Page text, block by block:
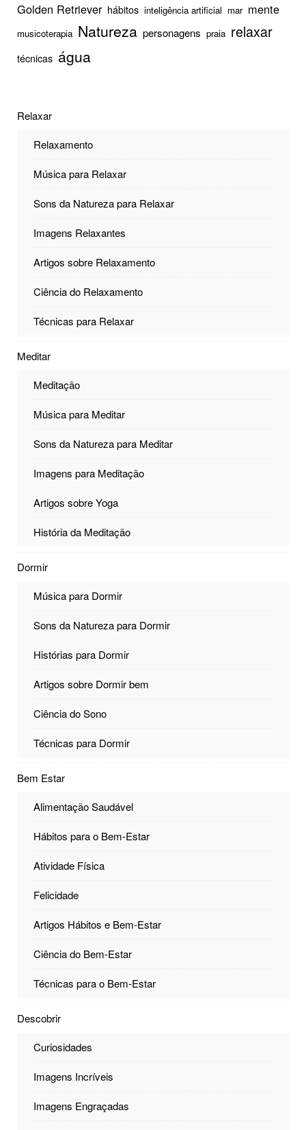
Golden Retriever hábitos inteligência artificial mar mente
musicoterapia Natureza personagens praia relaxar
técnicas água
Relaxar
Relaxamento
Música para Relaxar
Sons da Natureza para Relaxar
Imagens Relaxantes
Artigos sobre Relaxamento
Ciência do Relaxamento
Técnicas para Relaxar
Meditar
Meditação
Música para Meditar
Sons da Natureza para Meditar
Imagens para Meditação
Artigos sobre Yoga
História da Meditação
Dormir
Música para Dormir
Sons da Natureza para Dormir
Histórias para Dormir
Artigos sobre Dormir bem
Ciência do Sono
Técnicas para Dormir
Bem Estar
Alimentação Saudável
Hábitos para o Bem-Estar
Atividade Física
Felicidade
Artigos Hábitos e Bem-Estar
Ciência do Bem-Estar
Técnicas para o Bem-Estar
Descobrir
Curiosidades
Imagens Incríveis
Imagens Engraçadas